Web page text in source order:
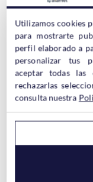
En el siguiente
que añadir la
ventana.
Si tienes algún
Utilizamos cookies
para mostrarte
perfil elaborado a
personalizar tus
aceptar todas las
rechazarlas
consulta nuestra